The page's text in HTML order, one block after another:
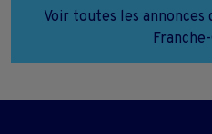
Voir toutes les annonces